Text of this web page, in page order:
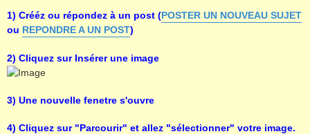
1) Crééz ou répondez à un post (POSTER UN NOUVEAU SUJET
ou REPONDRE A UN POST)
2) Cliquez sur Insérer une image
3) Une nouvelle fenetre s'ouvre
4) Cliquez sur "Parcourir" et allez "sélectionner" votre image.